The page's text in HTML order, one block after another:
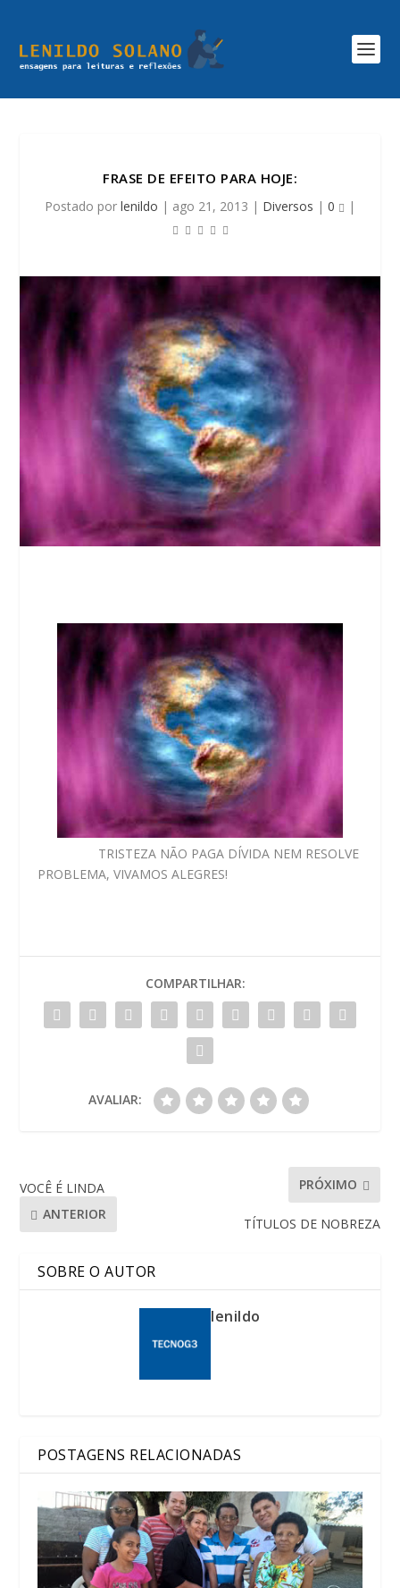
FRASE DE EFEITO PARA HOJE:
Postado por lenildo | ago 21, 2013 | Diversos | 0 |
TRISTEZA NÃO PAGA DÍVIDA NEM RESOLVE
PROBLEMA, VIVAMOS ALEGRES!
COMPARTILHAR:
AVALIAR:
VOCÊ É LINDA
ANTERIOR
PRÓXIMO
TÍTULOS DE NOBREZA
SOBRE O AUTOR
lenildo
POSTAGENS RELACIONADAS